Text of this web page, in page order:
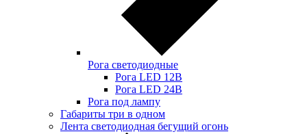
Рога светодиодные
Рога LED 12В
Рога LED 24В
Рога под лампу
Габариты три в одном
Лента светодиодная бегущий огонь